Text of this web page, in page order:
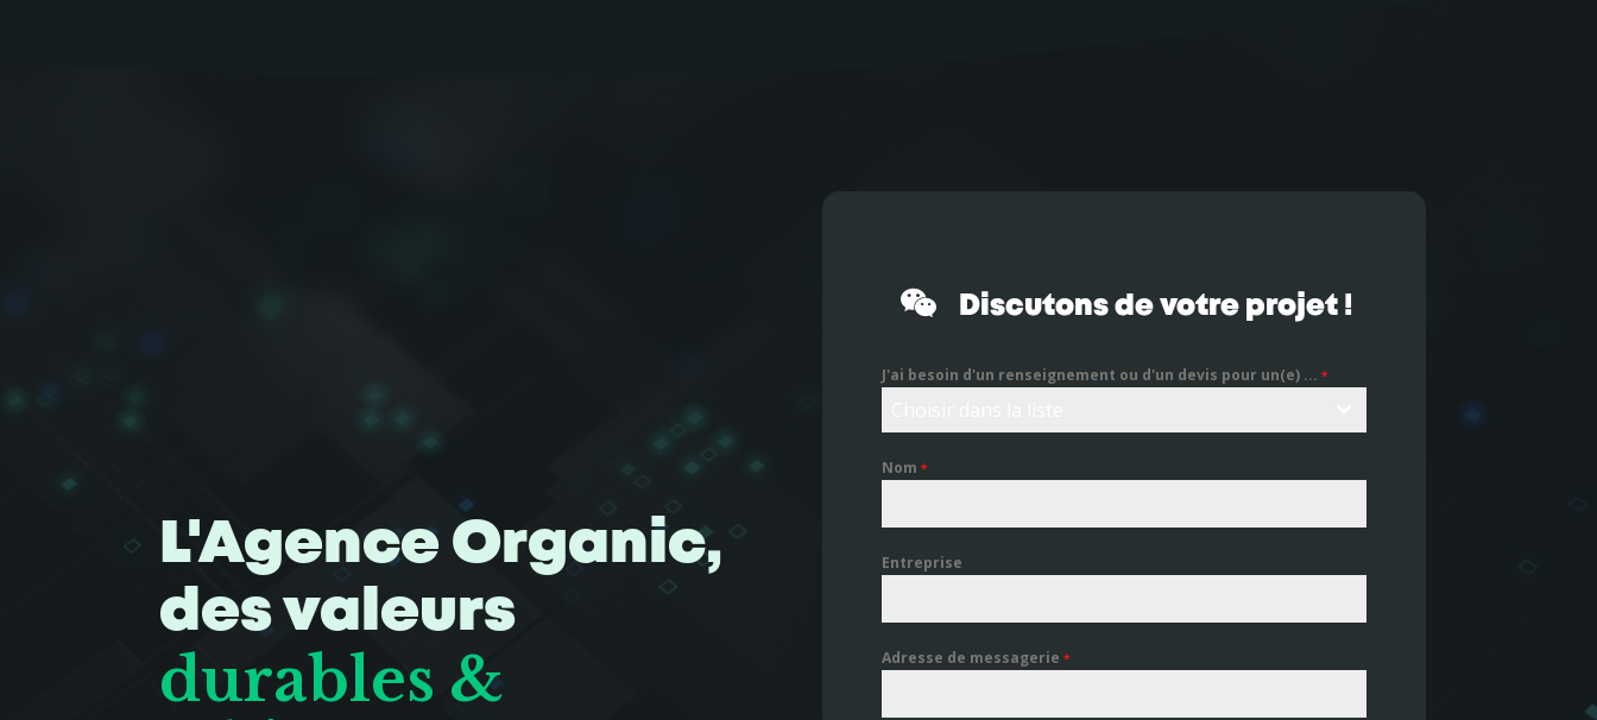
L'Agence Organic,
des valeurs
durables &
Discutons de votre projet !
J'ai besoin d'un renseignement ou d'un devis pour un(e) ... *
Nom *
Entreprise
Adresse de messagerie *